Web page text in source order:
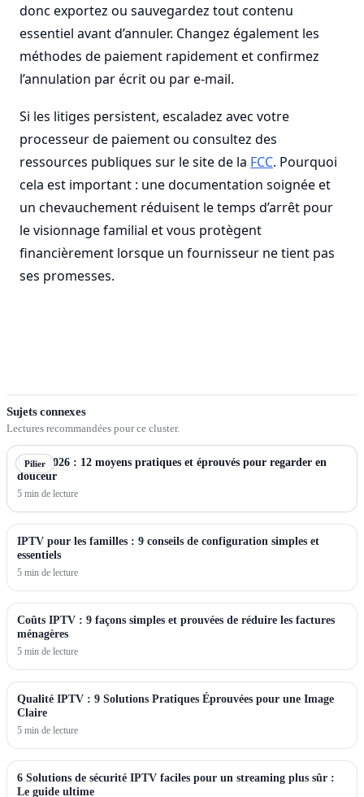
donc exportez ou sauvegardez tout contenu
essentiel avant d’annuler. Changez également les
méthodes de paiement rapidement et confirmez
l’annulation par écrit ou par e-mail.
Si les litiges persistent, escaladez avec votre
processeur de paiement ou consultez des
ressources publiques sur le site de la FCC. Pourquoi
cela est important : une documentation soignée et
un chevauchement réduisent le temps d’arrêt pour
le visionnage familial et vous protègent
financièrement lorsque un fournisseur ne tient pas
ses promesses.
Sujets connexes
Lectures recommandées pour ce cluster.
Pilier
IPTV 2026 : 12 moyens pratiques et éprouvés pour regarder en
douceur
5 min de lecture
IPTV pour les familles : 9 conseils de configuration simples et
essentiels
5 min de lecture
Coûts IPTV : 9 façons simples et prouvées de réduire les factures
ménagères
5 min de lecture
Qualité IPTV : 9 Solutions Pratiques Éprouvées pour une Image
Claire
5 min de lecture
6 Solutions de sécurité IPTV faciles pour un streaming plus sûr :
Le guide ultime